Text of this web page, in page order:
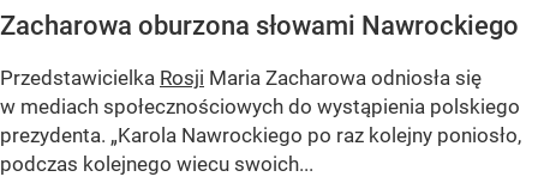
Zacharowa oburzona słowami Nawrockiego
Przedstawicielka Rosji Maria Zacharowa odniosła się
w mediach społecznościowych do wystąpienia polskiego
prezydenta. „Karola Nawrockiego po raz kolejny poniosło,
podczas kolejnego wiecu swoich...